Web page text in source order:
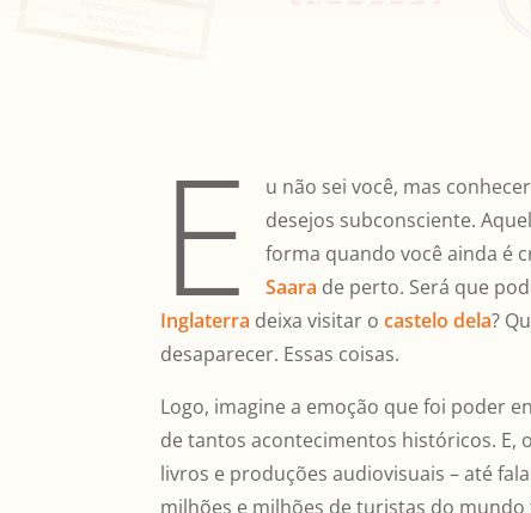
E u não sei você, mas
desejos subconsciente.
forma quando você ainda é
Saara de perto. Será que
Inglaterra deixa visitar ocastelo dela?
desaparecer. Essas coisas.
Logo, imagine a emoção que foi poder
de tantos acontecimentos históricos. E,
livros e produções audiovisuais – até
milhões e milhões de turistas do mundo